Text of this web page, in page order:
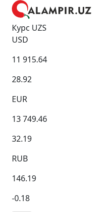
Курс UZS
USD
11 915.64
28.92
EUR
13 749.46
32.19
RUB
146.19
-0.18